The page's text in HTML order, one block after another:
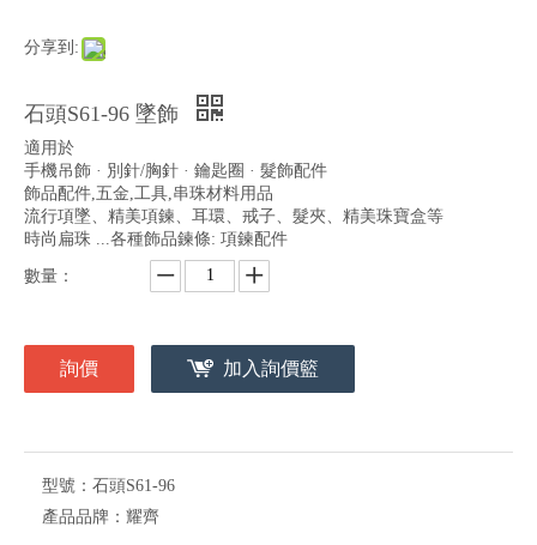
分享到:
石頭S61-96 墜飾
適用於
手機吊飾 · 別針/胸針 · 鑰匙圈 · 髮飾配件
飾品配件,五金,工具,串珠材料用品
流行項墜、精美項鍊、耳環、戒子、髮夾、精美珠寶盒等
時尚扁珠 ...各種飾品鍊條: 項鍊配件
數量：
詢價 加入詢價籃
型號： 石頭S61-96
產品品牌： 耀齊